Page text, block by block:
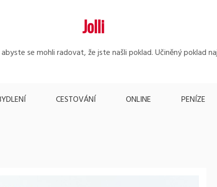
Jolli
se mohli radovat, že jste našli poklad. Učiněný poklad
CESTOVÁNÍ ONLINE PENÍZE